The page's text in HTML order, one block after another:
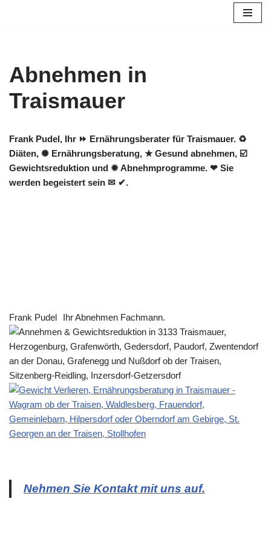
Abnehmen in
Traismauer
Frank Pudel, Ihr ⏩ Ernährungsberater für Traismauer. ♻
Diäten, ✺ Ernährungsberatung, ★ Gesund abnehmen, ☑️
Gewichtsreduktion und ✹ Abnehmprogramme. ❤ Sie
werden begeistert sein ✉ ✔.
Frank Pudel Ihr Abnehmen Fachmann.
Nehmen Sie Kontakt mit uns auf.